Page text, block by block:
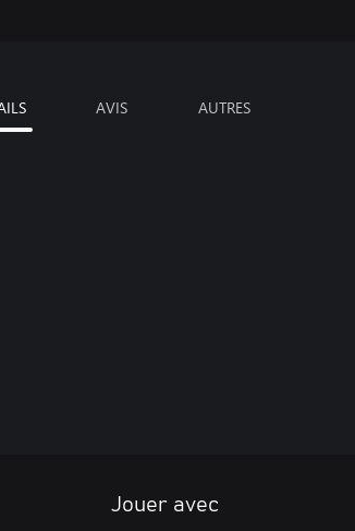
AVIS AUTRES
Jouer avec